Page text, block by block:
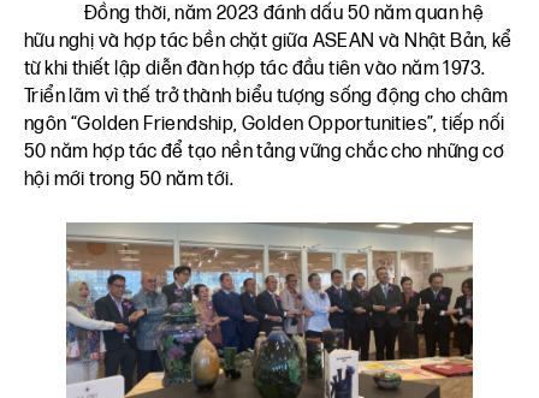
Đồng thời, năm 2023 đánh dấu 50 năm quan hệ
hữu nghị và hợp tác bền chặt giữa ASEAN và Nhật Bản, kể
từ khi thiết lập diễn đàn hợp tác đầu tiên vào năm 1973.
Triển lãm vì thế trở thành biểu tượng sống động cho châm
ngôn “Golden Friendship, Golden Opportunities”, tiếp nối
50 năm hợp tác để tạo nền tảng vững chắc cho những cơ
hội mới trong 50 năm tới.